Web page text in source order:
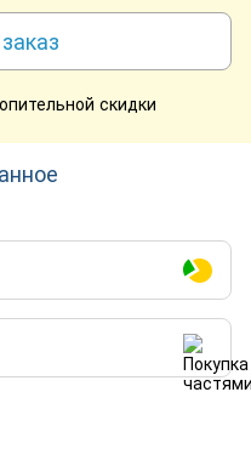
скидки